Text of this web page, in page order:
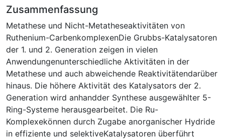
Zusammenfassung
Metathese und Nicht-Metatheseaktivitäten von
Ruthenium-CarbenkomplexenDie Grubbs-Katalysatoren
der 1. und 2. Generation zeigen in vielen
Anwendungenunterschiedliche Aktivitäten in der
Metathese und auch abweichende Reaktivitätendarüber
hinaus. Die höhere Aktivität des Katalysators der 2.
Generation wird anhandder Synthese ausgewählter 5-
Ring-Systeme herausgearbeitet. Die Ru-
Komplexekönnen durch Zugabe anorganischer Hydride
in effiziente und selektiveKatalysatoren überführt